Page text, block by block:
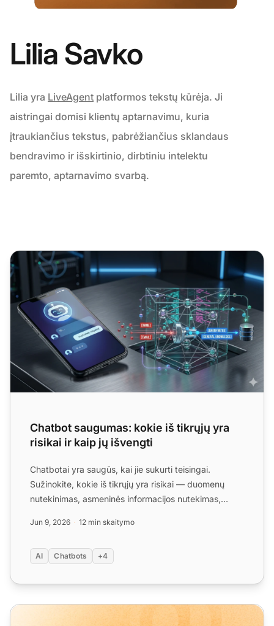
Lilia Savko
Lilia yra LiveAgent platformos tekstų kūrėja. Ji
aistringai domisi klientų aptarnavimu, kuria
įtraukiančius tekstus, pabrėžiančius sklandaus
bendravimo ir išskirtinio, dirbtiniu intelektu
paremto, aptarnavimo svarbą.
Chatbot saugumas: kokie iš tikrųjų yra risikai ir kaip jų
Chatbot saugumas: kokie iš tikrųjų yra
risikai ir kaip jų išvengti
Chatbotai yra saugūs, kai jie sukurti teisingai.
Sužinokite, kokie iš tikrųjų yra risikai — duomenų
nutekinimas, asmeninės informacijos nutek­imas,
Jun 9, 2026 12 min skaitymo
AI Chatbots +4
LiveAgent mėnesinis produkto atnaujinimas: birželis 2026